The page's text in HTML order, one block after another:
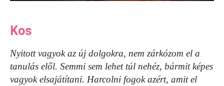
Kos
Nyitott vagyok az új dolgokra, nem zárkózom el a
tanulás elől. Semmi sem lehet túl nehéz, bármit képes
vagyok elsajátítani. Harcolni fogok azért, amit el